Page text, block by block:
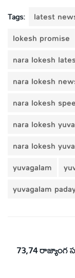
Tags: latest
lokesh promise
nara lokesh
nara lokesh
nara lokesh
nara lokesh
nara lokesh
yuvagalam
yuvagalam
73,74 రాజ్యాంగ